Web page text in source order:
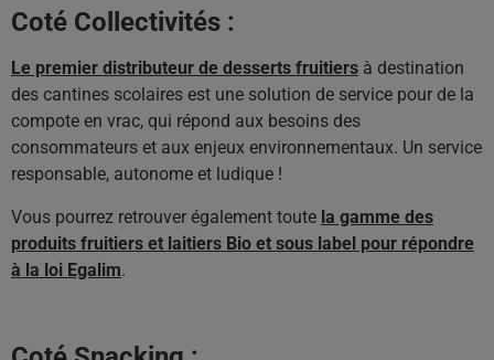
Coté Collectivités :
Le premier distributeur de desserts fruitiers à destination
des cantines scolaires est une solution de service pour de la
compote en vrac, qui répond aux besoins des
consommateurs et aux enjeux environnementaux. Un service
responsable, autonome et ludique !
Vous pourrez retrouver également toute la gamme des
produits fruitiers et laitiers Bio et sous label pour répondre
à la loi Egalim.